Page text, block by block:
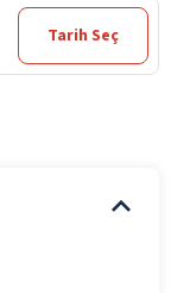
Tarih Seç